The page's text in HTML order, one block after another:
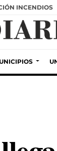
INCENDIOS